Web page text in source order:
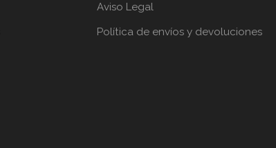
Aviso Legal
Política de envíos y devoluciones